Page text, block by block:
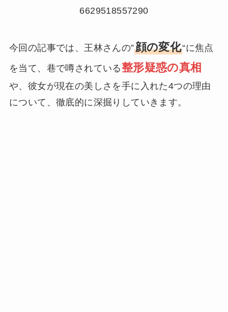
6629518557290
今回の記事では、王林さんの”顔の変化“に焦点
を当て、巷で噂されている整形疑惑の真相
や、彼女が現在の美しさを手に入れた4つの理由
について、徹底的に深掘りしていきます。